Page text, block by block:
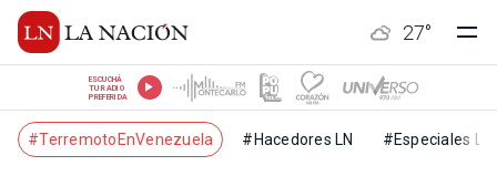
27°
ESCUCHÁ
TU RADIO
PREFERIDA
#TerremotoEnVenezuela #Hacedores LN #Especiales LN